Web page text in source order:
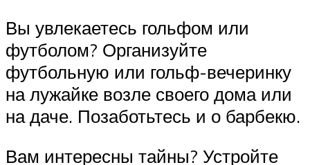
Вы увлекаетесь гольфом или
футболом? Организуйте
футбольную или гольф-вечеринку
на лужайке возле своего дома или
на даче. Позаботьтесь и о барбекю.
Вам интересны тайны? Устройте